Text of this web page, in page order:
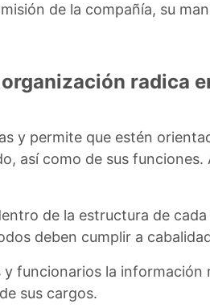
de la compañía, su
radica
y permite que estén
así como de sus
de la estructura de
deben cumplir a
funcionarios la información
sus cargos.